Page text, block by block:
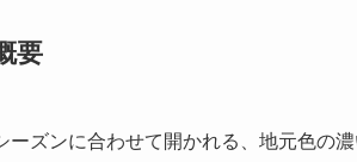
要
ズンに合わせて開かれる、地元色の濃